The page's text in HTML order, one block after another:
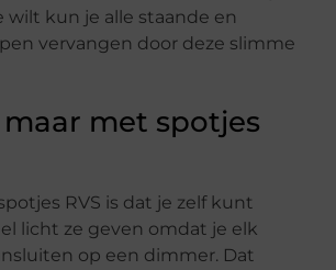
wilt kun je alle staande en
vervangen door deze slimme
met spotjes
RVS is dat je zelf kunt
licht ze geven omdat je elk
op een dimmer. Dat